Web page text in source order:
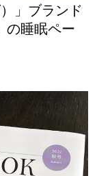
」ブランド
の睡眠ペー